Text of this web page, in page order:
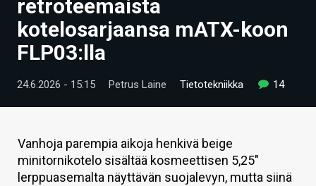
ARTIKKELIT
VIDEOT
TECHBBS
HINTA.FI
KAUPPA
retroteemaista
kotelosarjaansa mATX-koon
FLP03:lla
24.6.2026 - 15:15 Petrus Laine Tietotekniikka 14
Vanhoja parempia aikoja henkivä beige
minitornikotelo sisältää kosmeettisen 5,25"
lerppuasemalta näyttävän suojalevyn, mutta siinä